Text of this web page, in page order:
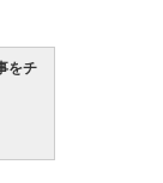
をチ